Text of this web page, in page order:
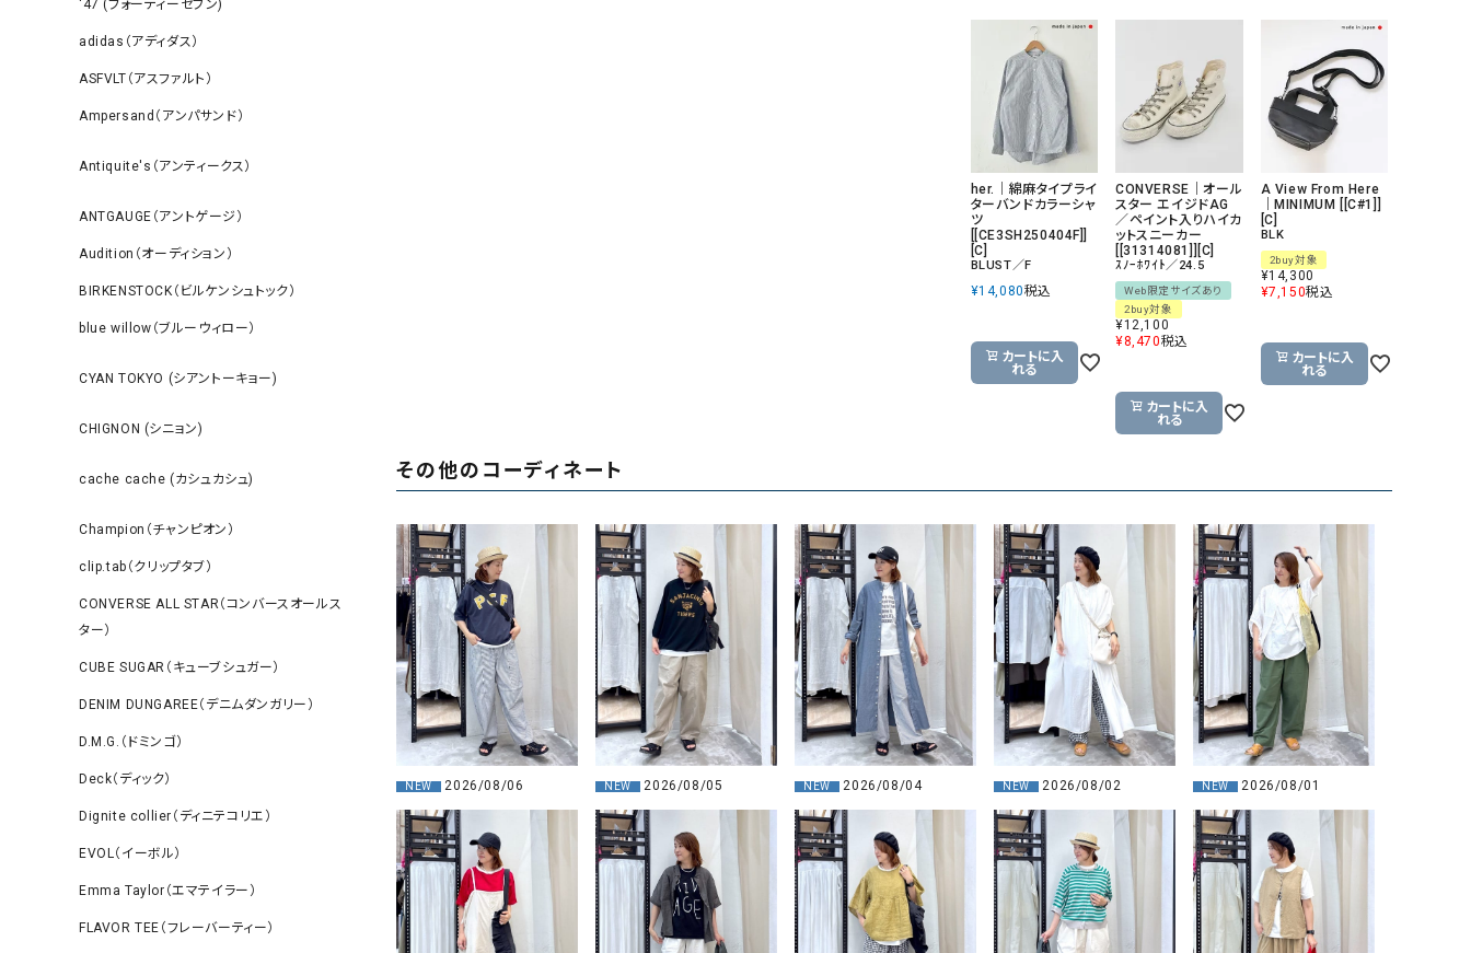
‘47 (フォーティーセブン)
adidas（アディダス）
ASFVLT（アスファルト）
Ampersand（アンパサンド）
Antiquite's（アンティークス）
ANTGAUGE（アントゲージ）
Audition（オーディション）
BIRKENSTOCK（ビルケンシュトック）
blue willow（ブルーウィロー）
CYAN TOKYO (シアントーキョー)
CHIGNON (シニョン)
cache cache (カシュカシュ)
Champion（チャンピオン）
clip.tab（クリップタブ）
CONVERSE ALL STAR（コンバースオールス
ター）
CUBE SUGAR（キューブシュガー）
DENIM DUNGAREE（デニムダンガリー）
D.M.G.（ドミンゴ）
Deck（ディック）
Dignite collier（ディニテコリエ）
EVOL（イーボル）
Emma Taylor（エマテイラー）
FLAVOR TEE（フレーバーティー）
her.｜綿麻タイプライ
ターバンドカラーシャ
ツ
[[CE3SH250404F]]
[C]
BLUST／F
¥14,080税込
カートに入
れる
CONVERSE｜オール
スター エイジドAG
／ペイント入りハイカ
ットスニーカー
[[31314081]][C]
ｽﾉｰﾎﾜｲﾄ／24.5
Web限定サイズあり
2buy対象
¥12,100
¥8,470税込
カートに入
れる
A View From Here
｜MINIMUM [[C#1]]
[C]
BLK
2buy対象
¥14,300
¥7,150税込
カートに入
れる
その他のコーディネート
NEW 2026/08/06 NEW 2026/08/05 NEW 2026/08/04 NEW 2026/08/02 NEW 2026/08/01